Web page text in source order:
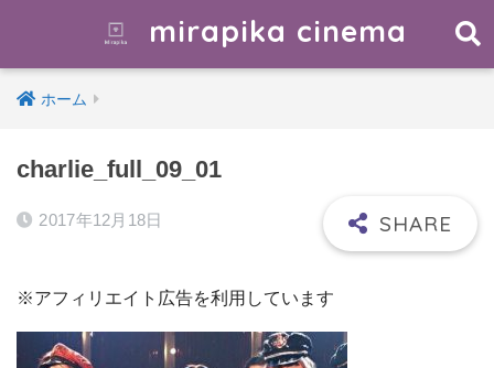
mirapika cinema
ホーム
charlie_full_09_01
2017年12月18日
※アフィリエイト広告を利用しています